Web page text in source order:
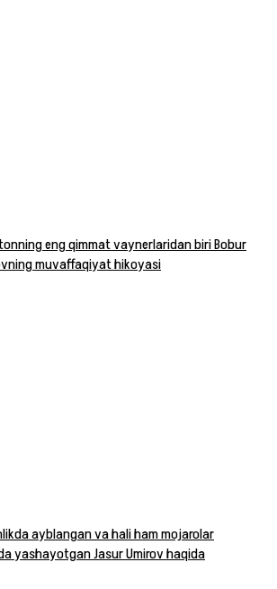
eng qimmat vaynerlaridan biri Bobur
muvaffaqiyat hikoyasi
ayblangan va hali ham mojarolar
yashayotgan Jasur Umirov haqida